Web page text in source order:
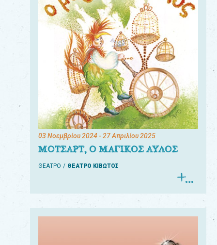
03 Νοεμβρίου 2024- 27 Απριλίου 2025
ΜΟΤΣΑΡΤ, Ο ΜΑΓΙΚΟΣ ΑΥΛΟΣ
ΘΕΑΤΡΟ ΘΕΑΤΡΟ ΚΙΒΩΤΟΣ